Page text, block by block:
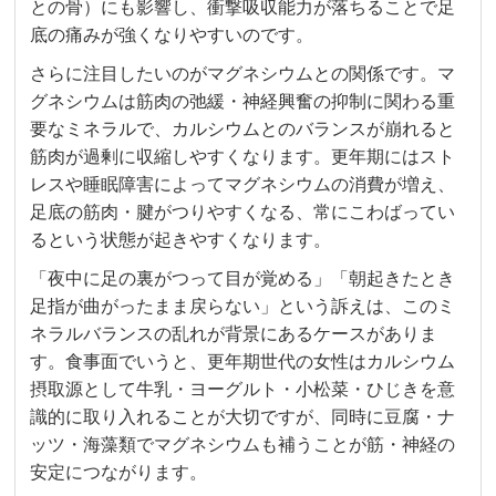
との骨）にも影響し、衝撃吸収能力が落ちることで足
底の痛みが強くなりやすいのです。
さらに注目したいのがマグネシウムとの関係です。マ
グネシウムは筋肉の弛緩・神経興奮の抑制に関わる重
要なミネラルで、カルシウムとのバランスが崩れると
筋肉が過剰に収縮しやすくなります。更年期にはスト
レスや睡眠障害によってマグネシウムの消費が増え、
足底の筋肉・腱がつりやすくなる、常にこわばってい
るという状態が起きやすくなります。
「夜中に足の裏がつって目が覚める」「朝起きたとき
足指が曲がったまま戻らない」という訴えは、このミ
ネラルバランスの乱れが背景にあるケースがありま
す。食事面でいうと、更年期世代の女性はカルシウム
摂取源として牛乳・ヨーグルト・小松菜・ひじきを意
識的に取り入れることが大切ですが、同時に豆腐・ナ
ッツ・海藻類でマグネシウムも補うことが筋・神経の
安定につながります。